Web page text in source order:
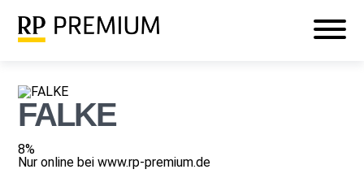
FALKE
8%
Nur online bei www.rp-premium.de